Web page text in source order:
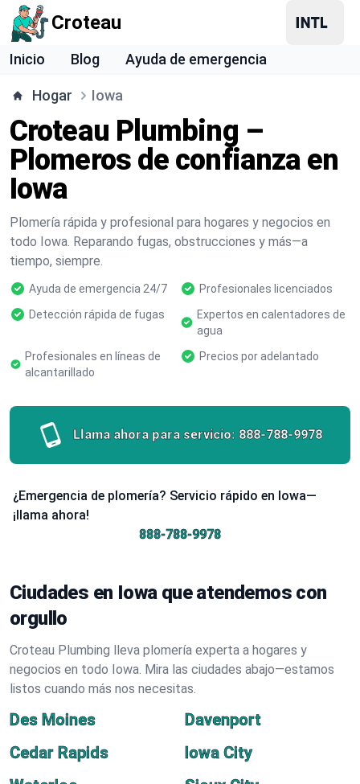
Croteau
Inicio Blog Ayuda de emergencia
Hogar Iowa
Croteau Plumbing –
Plomeros de confianza en
Iowa
Plomería rápida y profesional para hogares y negocios en
todo Iowa. Reparando fugas, obstrucciones y más—a
tiempo, siempre.
Ayuda de emergencia 24/7
Profesionales licenciados
Detección rápida de fugas
Expertos en calentadores de
agua
Profesionales en líneas de
alcantarillado
Precios por adelantado
Llama ahora para servicio: 888-788-9978
¿Emergencia de plomería? Servicio rápido en Iowa—
¡llama ahora!
888-788-9978
Ciudades en Iowa que atendemos con
orgullo
Croteau Plumbing lleva plomería experta a hogares y
negocios en todo Iowa. Mira las ciudades abajo—estamos
listos cuando más nos necesitas.
Des Moines
Davenport
Cedar Rapids
Iowa City